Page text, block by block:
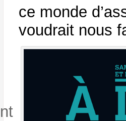
ce monde
voudrait nous